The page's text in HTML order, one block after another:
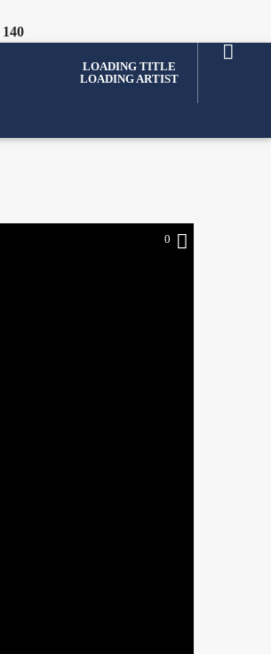
140
LOADING TITLE
LOADING ARTIST
0